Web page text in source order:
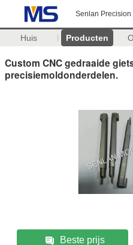
Senlan Precision
Huis Producten
Custom CNC gedraaide
precisiemoldonderdelen.
Beste prijs